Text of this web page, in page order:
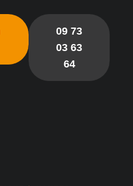
09 73
03 63
64